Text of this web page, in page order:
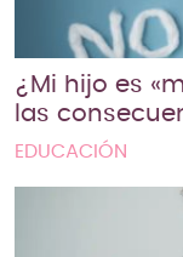
¿Mi hijo es
las
EDUCACIÓN